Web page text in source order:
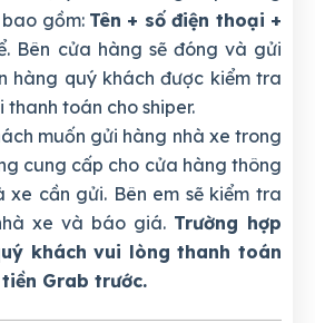
gồm: Tên + số điện thoại +
Bên cửa hàng sẽ đóng và gửi
hàng quý khách được kiểm tra
thanh toán cho shiper.
muốn gửi hàng nhà xe trong
cung cấp cho cửa hàng thông
xe cần gửi. Bên em sẽ kiểm tra
xe và báo giá. Trường hợp
khách vui lòng thanh toán
Grab trước.